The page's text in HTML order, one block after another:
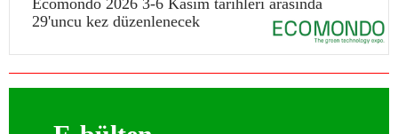
29'uncu kez düzenlenecek